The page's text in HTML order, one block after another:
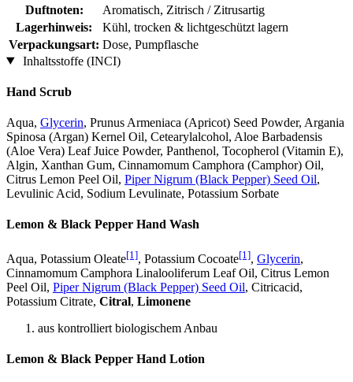
Duftnoten:
Aromatisch, Zitrisch / Zitrusartig
Lagerhinweis:
Kühl, trocken & lichtgeschützt lagern
Verpackungsart: Dose, Pumpflasche
Inhaltsstoffe (INCI)
Hand Scrub
Aqua, Glycerin, Prunus Armeniaca (Apricot) Seed Powder, Argania
Spinosa (Argan) Kernel Oil, Cetearylalcohol, Aloe Barbadensis
(Aloe Vera) Leaf Juice Powder, Panthenol, Tocopherol (Vitamin E),
Algin, Xanthan Gum, Cinnamomum Camphora (Camphor) Oil,
Citrus Lemon Peel Oil, Piper Nigrum (Black Pepper) Seed Oil,
Levulinic Acid, Sodium Levulinate, Potassium Sorbate
Lemon & Black Pepper Hand Wash
Aqua, Potassium Oleate[1], Potassium Cocoate[1], Glycerin,
Cinnamomum Camphora Linalooliferum Leaf Oil, Citrus Lemon
Peel Oil, Piper Nigrum (Black Pepper) Seed Oil, Citricacid,
Potassium Citrate, Citral, Limonene
aus kontrolliert biologischem Anbau
Lemon & Black Pepper Hand Lotion